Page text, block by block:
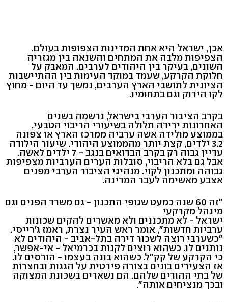
אכן, ישראל היא אחת המדינות הצפופות בעולם.
הצפיפות מלבה את המתחים והשנאה בין מגזריה
השונים, בעיקר בין היהודים לערבים. המאבק על
חלוקת הקרקע, שעמד במוקד העימות בין ההתיישבות
הציונית לתושבי הארץ הערבים, נמשך עד היום - מחוץ
לקו הירוק וגם בתחומיו.
בקרב הציבור הערבי בישראל, נרשמה בשנים
האחרונות ירידה תלולה בשיעורי הריבוי הטבעי.
בממוצע מולידה אשה ערביה ממרכז הארץ או צפונה
3.2 ילדים, קצת יותר מהממוצע היהודי. שיעור הילודה
עדיין גבוה רק בקרב הבדואים בנגב - 7 ילדים לאשה.
אבל גם בלא הריבוי, סובלות הערים הערביות מצפיפות
גבוהה ומתכנון לקוי. מנהיגי הציבור הערבי מפנים
אצבע מאשימה לעבר המדינה.
"זה 60 שנה כמעט שגופי התכנון - גם משרד הפנים וגם
מינהל מקרקעי
ישראל - לא מתכננים ולא מאשרים להקים שכונות
ערביות חדשות", אומר ראש העיר נצרת, ראמז ג'רייסי.
"כשערבי רוצה לשכור דירה בתל-אביב - היהודים לא
נותנים לו. כשהוא רוצים לקנות בכרמיאל - אי-אפשר,
כי הקרקע של קק"ל. כשהוא בונה בעצמו - הורסים לו.
אז הצעירים בונים בצורה פירטית על הגגות ובחצרות
של בתי ההורים שלהם. הם נשארים בשכונת המצוקה
ובכך מנציחים אותה".